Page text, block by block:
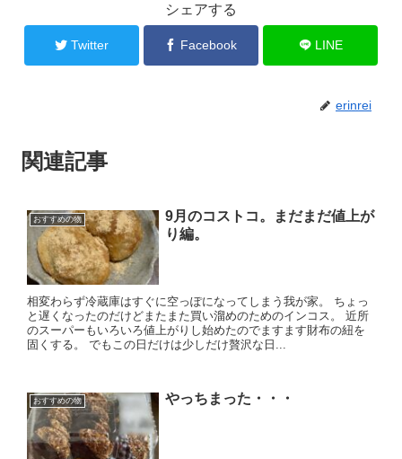
シェアする
Twitter Facebook LINE
erinrei
関連記事
おすすめの物
9月のコストコ。まだまだ値上が
り編。
相変わらず冷蔵庫はすぐに空っぽになってしまう我が家。 ちょっ
と遅くなったのだけどまたまた買い溜めのためのインコス。 近所
のスーパーもいろいろ値上がりし始めたのでますます財布の紐を
固くする。 でもこの日だけは少しだけ贅沢な日...
おすすめの物 やっちまった・・・